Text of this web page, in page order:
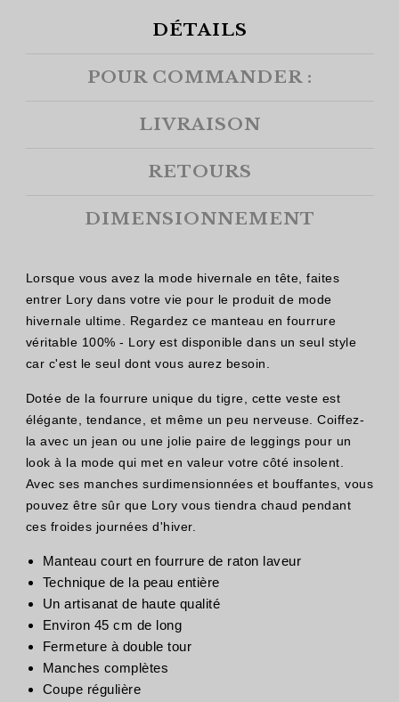
DÉTAILS
POUR COMMANDER :
LIVRAISON
RETOURS
DIMENSIONNEMENT
Lorsque vous avez la mode hivernale en tête, faites
entrer Lory dans votre vie pour le produit de mode
hivernale ultime. Regardez ce manteau en fourrure
véritable 100% - Lory est disponible dans un seul style
car c'est le seul dont vous aurez besoin.
Dotée de la fourrure unique du tigre, cette veste est
élégante, tendance, et même un peu nerveuse. Coiffez-
la avec un jean ou une jolie paire de leggings pour un
look à la mode qui met en valeur votre côté insolent.
Avec ses manches surdimensionnées et bouffantes, vous
pouvez être sûr que Lory vous tiendra chaud pendant
ces froides journées d'hiver.
Manteau court en fourrure de raton laveur
Technique de la peau entière
Un artisanat de haute qualité
Environ 45 cm de long
Fermeture à double tour
Manches complètes
Coupe régulière